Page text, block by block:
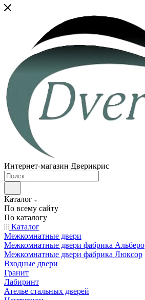
Интернет-магазин Дверикрис
Каталог
По всему сайту
По каталогу
Каталог
Межкомнатные двери
Межкомнатные двери фабрика Альберо
Межкомнатные двери фабрика Люксор
Входные двери
Гранит
Лабиринт
Ателье стальных дверей